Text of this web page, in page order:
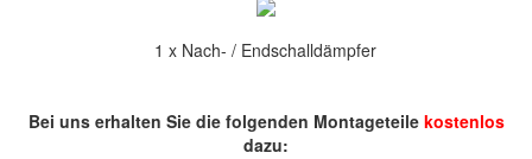
1 x Nach- / Endschalldämpfer
Bei uns erhalten Sie die folgenden Montageteile kostenlos
dazu: